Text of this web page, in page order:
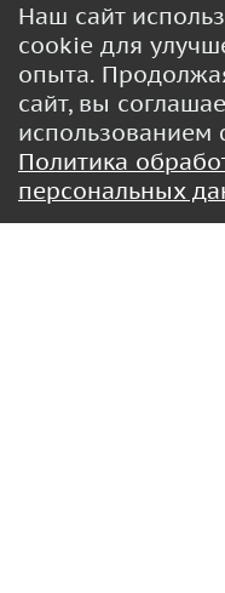
Наш сайт
cookie для
опыта.
сайт, вы
использованием
Политика
персональных